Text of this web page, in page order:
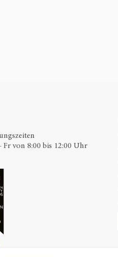
Fr von 8:00 bis 12:00 Uhr